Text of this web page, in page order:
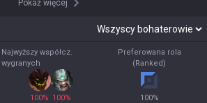
Pokaż więcej
Najwyższy współcz.
wygranych
100% 100%
Preferowana rola
(Ranked)
100%